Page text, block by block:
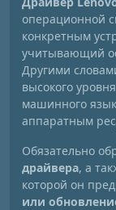
операционной
конкретным
учитывающий
Другими
высокого
машинного
аппаратным
Обязательно
драйвера, а
которой он
или